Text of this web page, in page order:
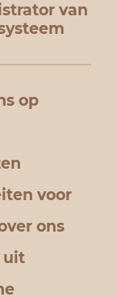
van
op
voor
ons
uit